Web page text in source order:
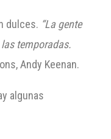
dulces. “La gente
temporadas.
Andy Keenan.
algunas